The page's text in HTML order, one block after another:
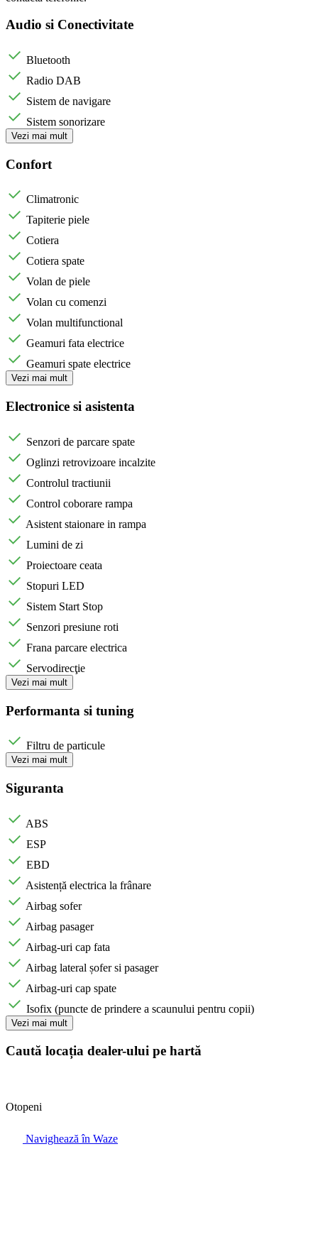
Audio si Conectivitate
Bluetooth
Radio DAB
Sistem de navigare
Sistem sonorizare
Vezi mai mult
Confort
Climatronic
Tapiterie piele
Cotiera
Cotiera spate
Volan de piele
Volan cu comenzi
Volan multifunctional
Geamuri fata electrice
Geamuri spate electrice
Vezi mai mult
Electronice si asistenta
Senzori de parcare spate
Oglinzi retrovizoare incalzite
Controlul tractiunii
Control coborare rampa
Asistent staionare in rampa
Lumini de zi
Proiectoare ceata
Stopuri LED
Sistem Start Stop
Senzori presiune roti
Frana parcare electrica
Servodirecţie
Vezi mai mult
Performanta si tuning
Filtru de particule
Vezi mai mult
Siguranta
ABS
ESP
EBD
Asistență electrica la frânare
Airbag sofer
Airbag pasager
Airbag-uri cap fata
Airbag lateral șofer si pasager
Airbag-uri cap spate
Isofix (puncte de prindere a scaunului pentru copii)
Vezi mai mult
Caută locația dealer-ului pe hartă
Otopeni
Navighează în Waze